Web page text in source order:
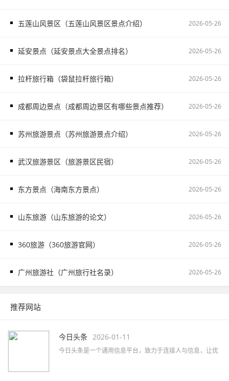
五莲山风景区（五莲山风景区景点介绍） 2026-05-26
延安景点（延安景点大全景点排名） 2026-05-26
拉杆旅行箱（袋鼠拉杆旅行箱） 2026-05-26
成都周边景点（成都周边景区有哪些景点推荐） 2026-05-26
苏州旅游景点（苏州旅游景点介绍） 2026-05-26
武汉旅游景区（旅游景区民宿） 2026-05-26
东方景点（海南东方景点） 2026-05-26
山东旅游（山东旅游的论文） 2026-05-26
360旅游（360旅游官网） 2026-05-26
广州旅游社（广州旅行社名录） 2026-05-26
推荐网站
今日头条 2026-01-11
今日头条是一个通用信息平台，致力于连接人与信息，让优